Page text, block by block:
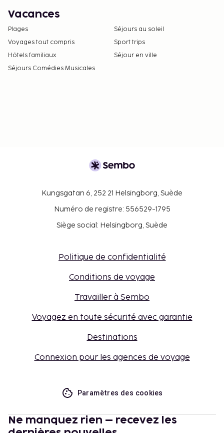
Vacances
Plages
Séjours au soleil
Voyages tout compris
Sport trips
Hôtels familiaux
Séjour en ville
Séjours Comédies Musicales
Kungsgatan 6, 252 21 Helsingborg, Suède
Numéro de registre: 556529-1795
Siège social: Helsingborg, Suède
Politique de confidentialité
Conditions de voyage
Travailler à Sembo
Voyagez en toute sécurité avec garantie
Destinations
Connexion pour les agences de voyage
Paramètres des cookies
Ne manquez rien – recevez les